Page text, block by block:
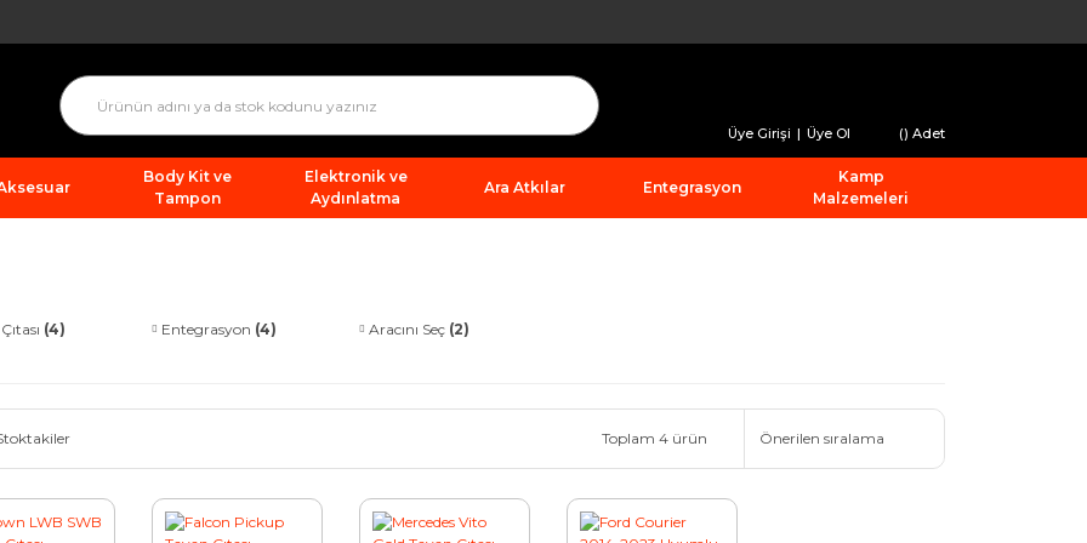
Üye Girişi | Üye Ol () Adet
Body Kit ve
Tampon
Elektronik ve
Aydınlatma
Ara Atkılar Entegrasyon
Kamp
Malzemeleri
(4) Entegrasyon (4) Aracını Seç (2)
Toplam 4 ürün